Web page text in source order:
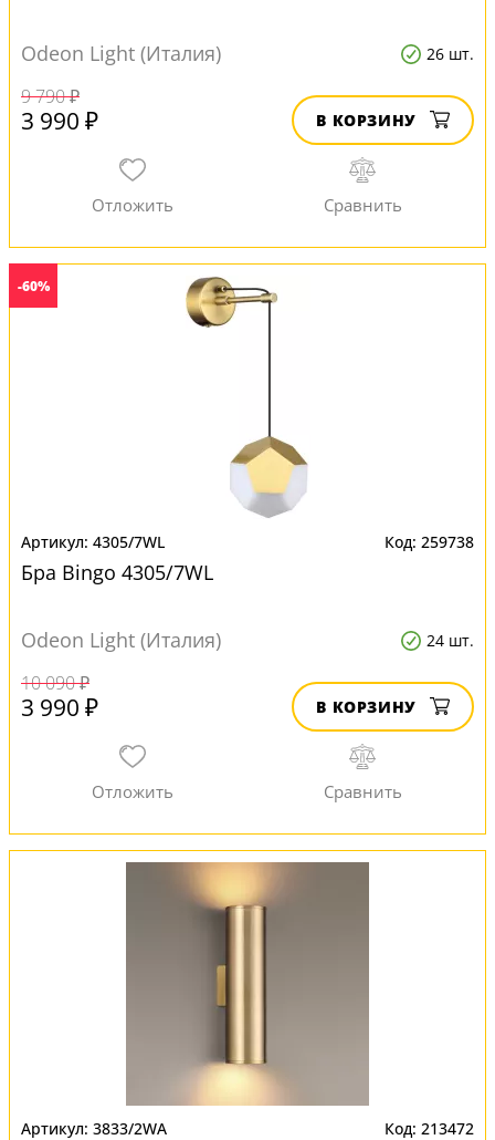
Odeon Light (Италия) 26 шт.
9 790 ₽
3 990 ₽ В КОРЗИНУ
-60%
4305/7WL 259738
Бра Bingo 4305/7WL
Odeon Light (Италия) 24 шт.
10 090 ₽
3 990 ₽ В КОРЗИНУ
3833/2WA 213472